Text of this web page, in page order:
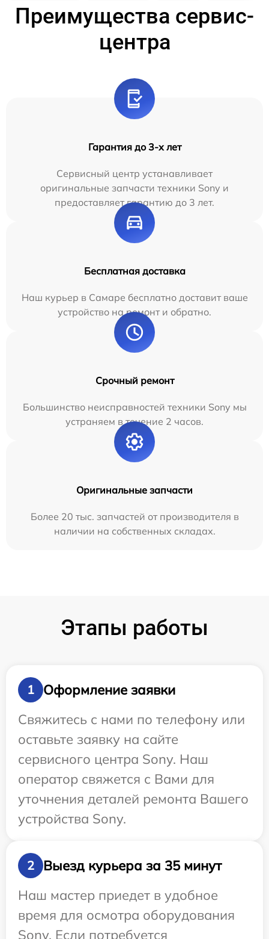
Преимущества сервис-
центра
Гарантия до 3-х лет
Сервисный центр устанавливает
оригинальные запчасти техники Sony и
предоставляет гарантию до 3 лет.
Бесплатная доставка
Наш курьер в Самаре бесплатно доставит ваше
устройство на ремонт и обратно.
Срочный ремонт
Большинство неисправностей техники Sony мы
устраняем в течение 2 часов.
Оригинальные запчасти
Более 20 тыс. запчастей от производителя в
наличии на собственных складах.
Этапы работы
1
Оформление заявки
Свяжитесь с нами по телефону или
оставьте заявку на сайте
сервисного центра Sony. Наш
оператор свяжется с Вами для
уточнения деталей ремонта Вашего
устройства Sony.
2
Выезд курьера за 35 минут
Наш мастер приедет в удобное
время для осмотра оборудования
Sony. Если потребуется